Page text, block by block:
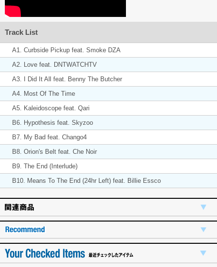
Track List
A1. Curbside Pickup feat. Smoke DZA
A2. Love feat. DNTWATCHTV
A3. I Did It All feat. Benny The Butcher
A4. Most Of The Time
A5. Kaleidoscope feat. Qari
B6. Hypothesis feat. Skyzoo
B7. My Bad feat. Chango4
B8. Orion's Belt feat. Che Noir
B9. The End (Interlude)
B10. Means To The End (24hr Left) feat. Billie Essco